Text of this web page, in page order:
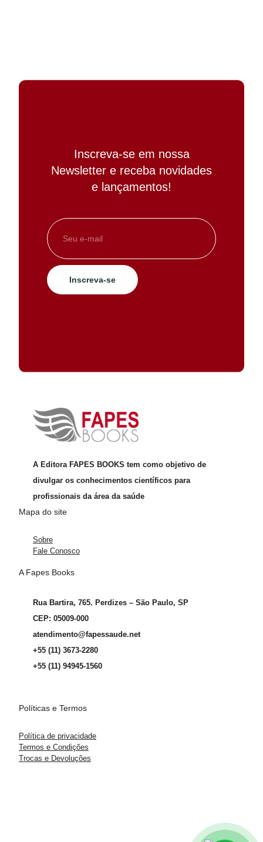
Inscreva-se em nossa
Newsletter e receba novidades
e lançamentos!
Inscreva-se
A Editora FAPES BOOKS tem como objetivo de
divulgar os conhecimentos científicos para
profissionais da área da saúde
Mapa do site
Sobre
Fale Conosco
A Fapes Books
Rua Bartira, 765. Perdizes – São Paulo, SP
CEP: 05009-000
atendimento@fapessaude.net
+55 (11) 3673-2280
+55 (11) 94945-1560
Políticas e Termos
Política de privacidade
Termos e Condições
Trocas e Devoluções